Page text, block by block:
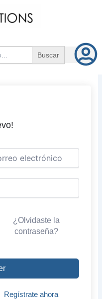
¿Olvidaste la
contraseña?
Regístrate ahora